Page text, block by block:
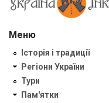
Меню
Історія і традиції
Регіони України
Тури
Пам'ятки